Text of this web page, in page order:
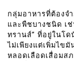
กลุ่มอาหารที่ต้องจ
และพืชบางชนิด เ
ทรานส์” ที่อยู่ในโ
ไม่เพียงแต่เพิ่มไข
หลอดเลือดเสื่อมส